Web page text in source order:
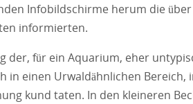
Infobildschirme herum die
informierten.
der, für ein Aquarium, eher
in einen Urwaldähnlichen
kund taten. In den kleineren